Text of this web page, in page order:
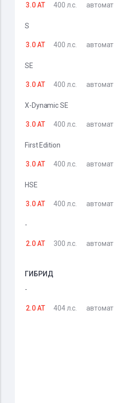
3.0 AT 400 л.с. автомат
S
3.0 AT 400 л.с. автомат
SE
3.0 AT 400 л.с. автомат
X-Dynamic SE
3.0 AT 400 л.с. автомат
First Edition
3.0 AT 400 л.с. автомат
HSE
3.0 AT 400 л.с. автомат
-
2.0 AT 300 л.с. автомат
ГИБРИД
-
2.0 AT 404 л.с. автомат